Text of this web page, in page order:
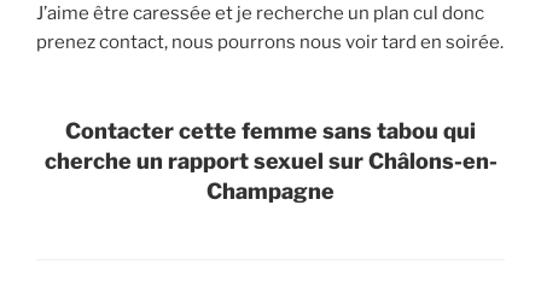
J’aime être caressée et je recherche un plan cul donc
prenez contact, nous pourrons nous voir tard en soirée.
Contacter cette femme sans tabou qui
cherche un rapport sexuel sur Châlons-en-
Champagne